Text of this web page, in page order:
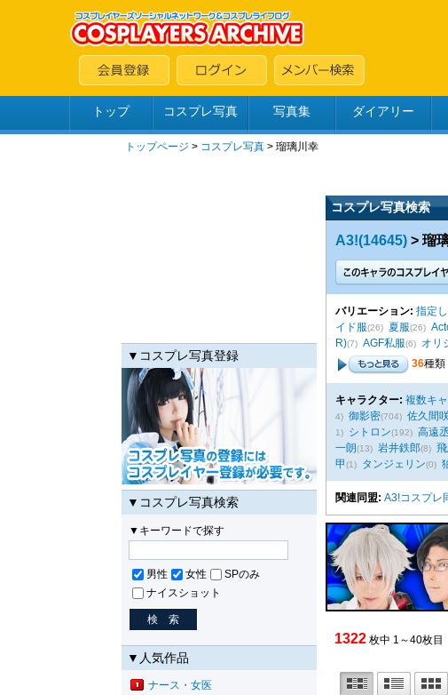
トップ コスプレ写真 写真集 ダイアリー
トップページ > コスプレ写真 > 瑠璃川幸
▼コスプレ写真登録
▼コスプレ写真検索
▼キーワードで探す
男性 女性
SPのみ
ナイスショット
▼人気作品
ナース・女医
コスプレ写真検索
A3!(14645) > 瑠
バリエーション: 指定
イド服(26) 夏服(26)
R)(7) AGF私服(6) オリ
36種類
キャラクター: 複数キ
4) 御影密(704) 佐久間
1)
シトロン(192) 高遠
一朗(13) 岩井鉄郎(8)
甲(1) タンジェリン(0)
関連同盟: A3!コスプレ
1322 枚中 1～40枚目